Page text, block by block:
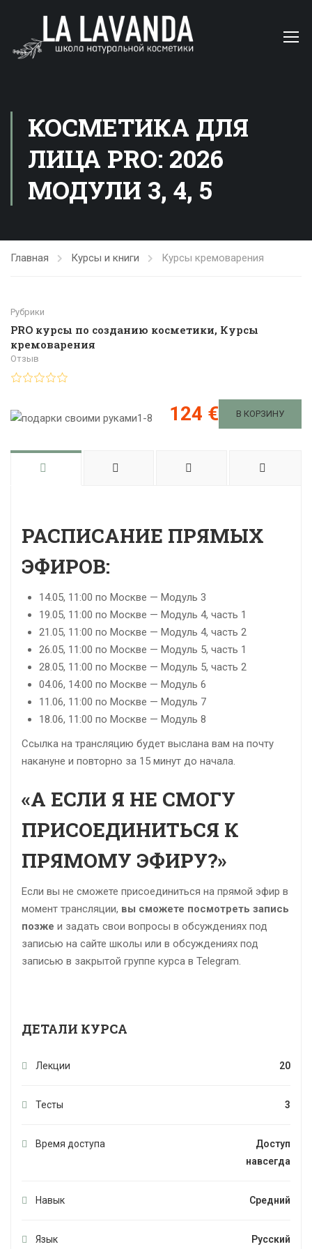
КОСМЕТИКА ДЛЯ
ЛИЦА PRO: 2026
МОДУЛИ 3, 4, 5
Главная Курсы и книги Курсы кремоварения
Рубрики
PRO курсы по созданию косметики, Курсы
кремоварения
Отзыв
124 € В КОРЗИНУ
РАСПИСАНИЕ ПРЯМЫХ
ЭФИРОВ:
14.05, 11:00 по Москве — Модуль 3
19.05, 11:00 по Москве — Модуль 4, часть 1
21.05, 11:00 по Москве — Модуль 4, часть 2
26.05, 11:00 по Москве — Модуль 5, часть 1
28.05, 11:00 по Москве — Модуль 5, часть 2
04.06, 14:00 по Москве — Модуль 6
11.06, 11:00 по Москве — Модуль 7
18.06, 11:00 по Москве — Модуль 8
Ссылка на трансляцию будет выслана вам на почту
накануне и повторно за 15 минут до начала.
«А ЕСЛИ Я НЕ СМОГУ
ПРИСОЕДИНИТЬСЯ К
ПРЯМОМУ ЭФИРУ?»
Если вы не сможете присоединиться на прямой эфир в
момент трансляции, вы сможете посмотреть запись
позже и задать свои вопросы в обсуждениях под
записью на сайте школы или в обсуждениях под
записью в закрытой группе курса в Telegram.
ДЕТАЛИ КУРСА
Лекции 20
Тесты 3
Время доступа
Доступ
навсегда
Навык Средний
Язык Русский